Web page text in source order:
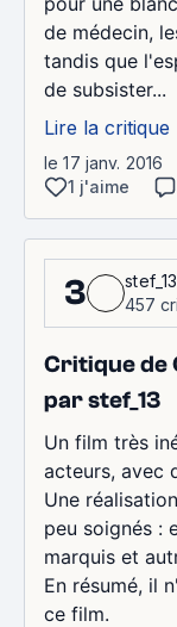
de médecin,
tandis que
de subsister...
Lire la critique
le 17 janv. 2016
1 j'aime
3
stef_13
457
Critique de
par stef_13
Un film très
acteurs, avec
Une
peu soignés :
marquis et
En résumé, il
ce film.